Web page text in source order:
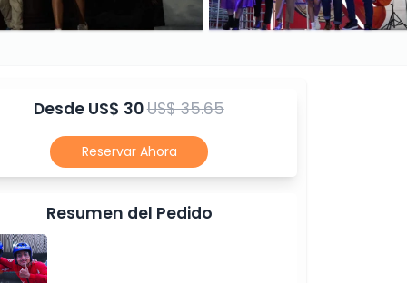
Desde US$ 30US$ 35.65
Reservar Ahora
Resumen del Pedido